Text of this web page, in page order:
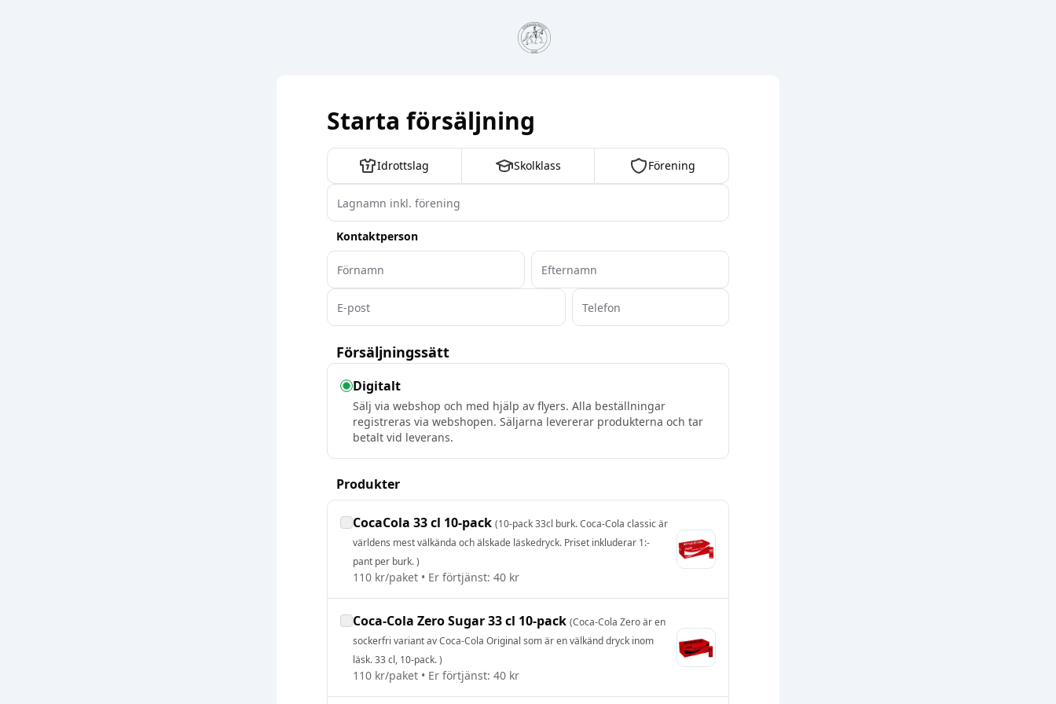
Starta försäljning
Idrottslag Skolklass Förening
Kontaktperson
Försäljningssätt
Digitalt
Sälj via webshop och med hjälp av flyers. Alla beställningar
registreras via webshopen. Säljarna levererar produkterna och tar
betalt vid leverans.
Produkter
CocaCola 33 cl 10-pack (10-pack 33cl burk. Coca-Cola classic är
världens mest välkända och älskade läskedryck. Priset inkluderar 1:-
pant per burk.)
110 kr/paket • Er förtjänst: 40 kr
Coca-Cola Zero Sugar 33 cl 10-pack (Coca-Cola Zero är en
sockerfri variant av Coca-Cola Original som är en välkänd dryck inom
läsk. 33 cl, 10-pack.)
110 kr/paket • Er förtjänst: 40 kr